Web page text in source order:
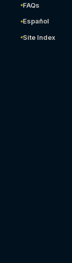
FAQs
Español
Site Index